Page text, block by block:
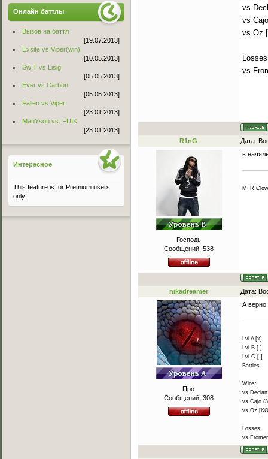
vs
vs
vs Oz
vs
R1nG Дата:
Господь
Сообщений: 538
в
M_R
nikadreamer Дата:
Про
Сообщений: 308
А верно
Lvl A [x]
Lvl B [ ]
Lvl C [ ]
Battles
Wins:
vs
vs Cajo
vs Oz
Losses:
vs
Онлайн баттлы
Вызов на баттл
[19.07.2013]
Exsite vs Viper(win)
[10.05.2013]
Sw!T vs Lisig
[05.05.2013]
Ever vs Carbon
[05.05.2013]
Fallen vs Viper
[23.01.2013]
ManYson vs. FUIK
[23.01.2013]
Интересное
This feature is for Premium users
only!